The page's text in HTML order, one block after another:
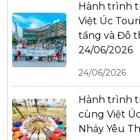
Hành trình
Việt Úc
tầng và Đô
24/06/2026
24/06/2026
Hành trình
cùng Việt
Nhảy Yêu